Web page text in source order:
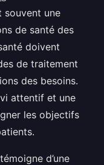
souvent une
de santé des
doivent
de traitement
des besoins.
attentif et une
les objectifs
d’une